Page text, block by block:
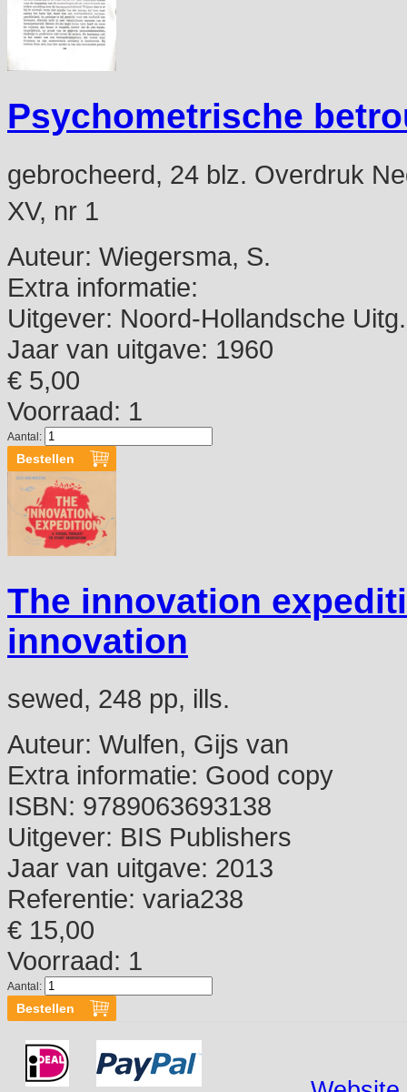
Psychometrische
gebrocheerd, 24 blz. Overdruk
XV, nr 1
Auteur: Wiegersma, S.
Extra informatie:
Uitgever: Noord-Hollandsche
Jaar van uitgave: 1960
€ 5,00
Voorraad: 1
Aantal:
The innovation
innovation
sewed, 248 pp, ills.
Auteur: Wulfen, Gijs van
Extra informatie: Good copy
ISBN: 9789063693138
Uitgever: BIS Publishers
Jaar van uitgave: 2013
Referentie: varia238
€ 15,00
Voorraad: 1
Aantal: